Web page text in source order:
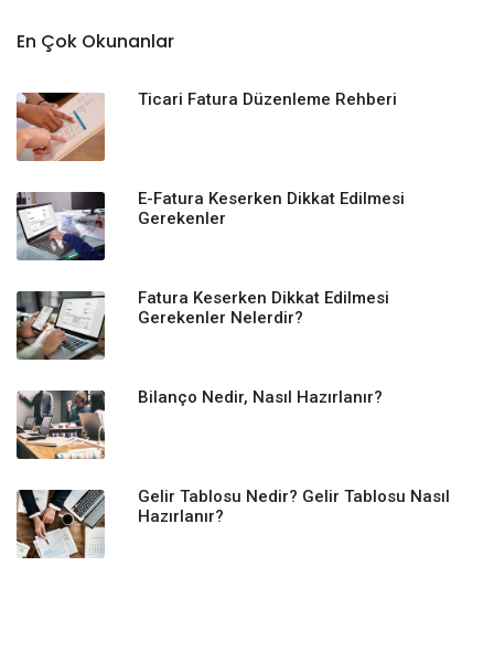
En Çok Okunanlar
Ticari Fatura Düzenleme Rehberi
E-Fatura Keserken Dikkat Edilmesi
Gerekenler
Fatura Keserken Dikkat Edilmesi
Gerekenler Nelerdir?
Bilanço Nedir, Nasıl Hazırlanır?
Gelir Tablosu Nedir? Gelir Tablosu Nasıl
Hazırlanır?